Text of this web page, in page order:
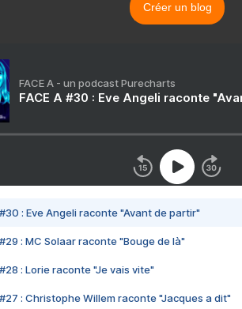
Créer un blog
FACE A - un podcast Purecharts
FACE A #30 : Eve Angeli raconte
#30 : Eve Angeli raconte "Avant de partir"
#29 : MC Solaar raconte "Bouge de là"
#28 : Lorie raconte "Je vais vite"
#27 : Christophe Willem raconte "Jacques a dit"